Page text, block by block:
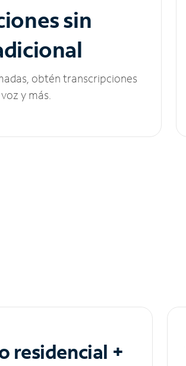
sin
obtén transcripciones
y más.
residencial +